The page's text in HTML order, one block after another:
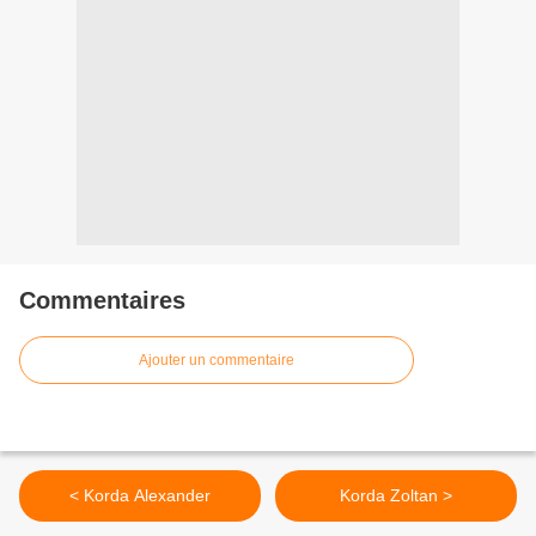
Commentaires
Ajouter un commentaire
< Korda Alexander Korda Zoltan >